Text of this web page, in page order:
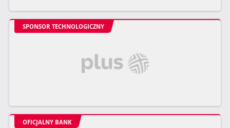
SPONSOR TECHNOLOGICZNY
OFICJALNY BANK